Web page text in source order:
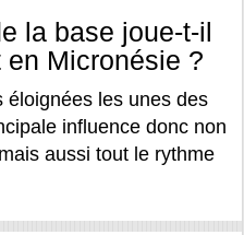
la base joue-t-il
Micronésie ?
éloignées les unes des
influence donc non
aussi tout le rythme